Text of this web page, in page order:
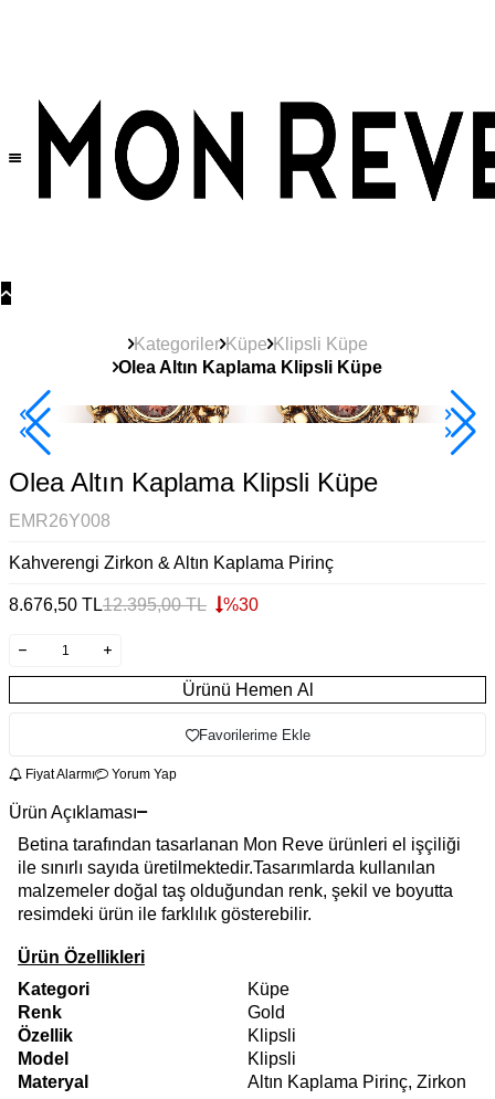
Kategoriler Küpe Klipsli Küpe
Olea Altın Kaplama Klipsli Küpe
2+ Ürüne +%10
Olea Altın Kaplama Klipsli Küpe
EMR26Y008
Kahverengi Zirkon & Altın Kaplama Pirinç
8.676,50 TL12.395,00TL %30
Ürünü Hemen Al
Favorilerime Ekle
Fiyat Alarmı Yorum Yap
Ürün Açıklaması
Betina tarafından tasarlanan Mon Reve ürünleri el işçiliği
ile sınırlı sayıda üretilmektedir.Tasarımlarda kullanılan
malzemeler doğal taş olduğundan renk, şekil ve boyutta
resimdeki ürün ile farklılık gösterebilir.
Ürün Özellikleri
Kategori
Küpe
Renk
Gold
Özellik
Klipsli
Model
Klipsli
Materyal
Altın Kaplama Pirinç, Zirkon